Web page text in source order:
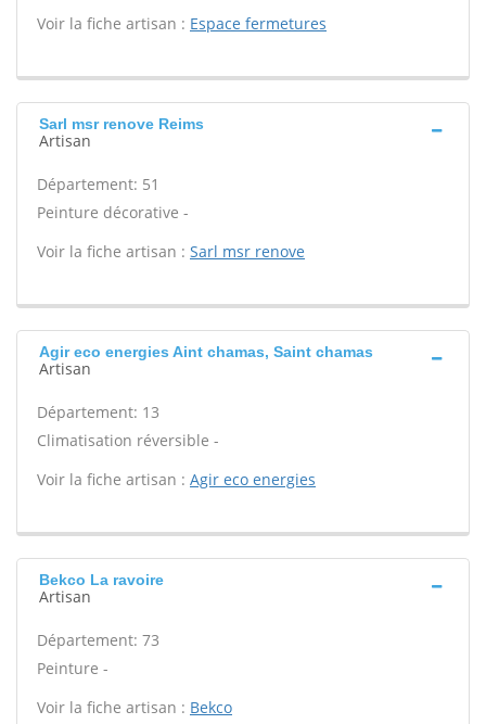
Voir la fiche artisan : Espace fermetures
Sarl msr renove Reims
Artisan
Département: 51
Peinture décorative -
Voir la fiche artisan : Sarl msr renove
Agir eco energies Aint chamas, Saint chamas
Artisan
Département: 13
Climatisation réversible -
Voir la fiche artisan : Agir eco energies
Bekco La ravoire
Artisan
Département: 73
Peinture -
Voir la fiche artisan : Bekco